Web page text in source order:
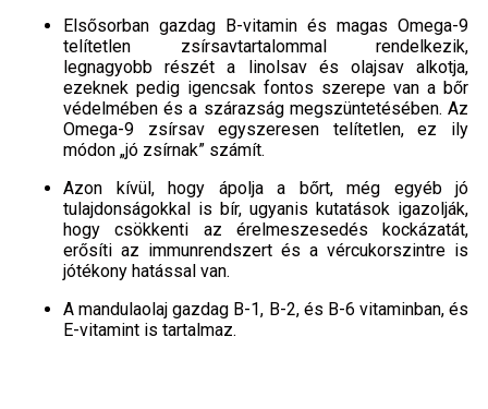
Elsősorban gazdag B-vitamin és magas Omega-9
telítetlen zsírsavtartalommal rendelkezik,
legnagyobb részét a linolsav és olajsav alkotja,
ezeknek pedig igencsak fontos szerepe van a bőr
védelmében és a szárazság megszüntetésében. Az
Omega-9 zsírsav egyszeresen telítetlen, ez ily
módon „jó zsírnak” számít.
Azon kívül, hogy ápolja a bőrt, még egyéb jó
tulajdonságokkal is bír, ugyanis kutatások igazolják,
hogy csökkenti az érelmeszesedés kockázatát,
erősíti az immunrendszert és a vércukorszintre is
jótékony hatással van.
A mandulaolaj gazdag B-1, B-2, és B-6 vitaminban, és
E-vitamint is tartalmaz.